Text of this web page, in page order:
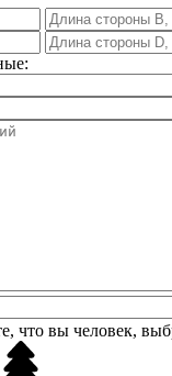
что вы человек,